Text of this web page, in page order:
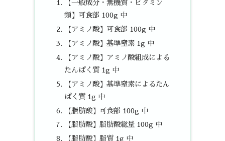
【一般成分・無機質・ビタミン
類】可食部 100g 中
【アミノ酸】可食部 100g 中
【アミノ酸】基準窒素 1g 中
【アミノ酸】アミノ酸組成による
たんぱく質 1g 中
【アミノ酸】基準窒素によるたん
ぱく質 1g 中
【脂肪酸】可食部 100g 中
【脂肪酸】脂肪酸総量 100g 中
【脂肪酸】脂質 1g 中